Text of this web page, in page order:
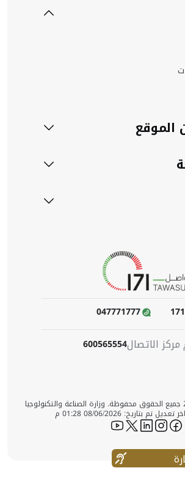
الموقع
171
047771777
مركز الاتصال600565554
حقوق الطبع © 2025 جميع الحقوق محفوظة. وزارة الصناعة والتكنولوجيا
تم بتاريخ: 08/06/2026 01:28 م
icon-facebook
icon-instagram
icon-linkedin
icon-twitter